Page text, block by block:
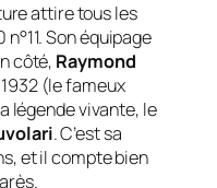
attire tous les
Son équipage
côté, Raymond
(le fameux
légende vivante, le
. C’est sa
et il compte bien